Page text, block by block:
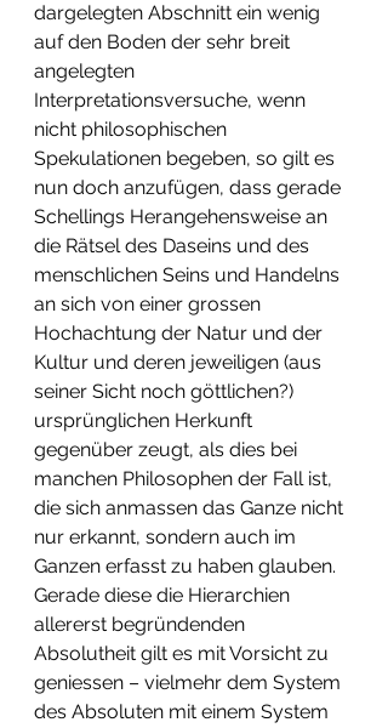
dargelegten Abschnitt ein wenig
auf den Boden der sehr breit
angelegten
Interpretationsversuche, wenn
nicht philosophischen
Spekulationen begeben, so gilt es
nun doch anzufügen, dass gerade
Schellings Herangehensweise an
die Rätsel des Daseins und des
menschlichen Seins und Handelns
an sich von einer grossen
Hochachtung der Natur und der
Kultur und deren jeweiligen (aus
seiner Sicht noch göttlichen?)
ursprünglichen Herkunft
gegenüber zeugt, als dies bei
manchen Philosophen der Fall ist,
die sich anmassen das Ganze nicht
nur erkannt, sondern auch im
Ganzen erfasst zu haben glauben.
Gerade diese die Hierarchien
allererst begründenden
Absolutheit gilt es mit Vorsicht zu
geniessen – vielmehr dem System
des Absoluten mit einem System